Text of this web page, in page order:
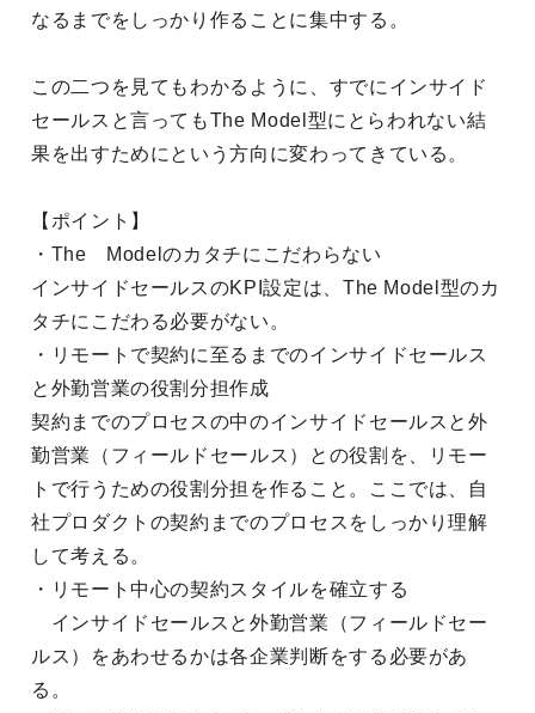
なるまでをしっかり作ることに集中する。
この二つを見てもわかるように、すでにインサイド
セールスと言ってもThe Model型にとらわれない結
果を出すためにという方向に変わってきている。
【ポイント】
・The Modelのカタチにこだわらない
インサイドセールスのKPI設定は、The Model型のカ
タチにこだわる必要がない。
・リモートで契約に至るまでのインサイドセールス
と外勤営業の役割分担作成
契約までのプロセスの中のインサイドセールスと外
勤営業（フィールドセールス）との役割を、リモー
トで行うための役割分担を作ること。ここでは、自
社プロダクトの契約までのプロセスをしっかり理解
して考える。
・リモート中心の契約スタイルを確立する
インサイドセールスと外勤営業（フィールドセー
ルス）をあわせるかは各企業判断をする必要があ
る。